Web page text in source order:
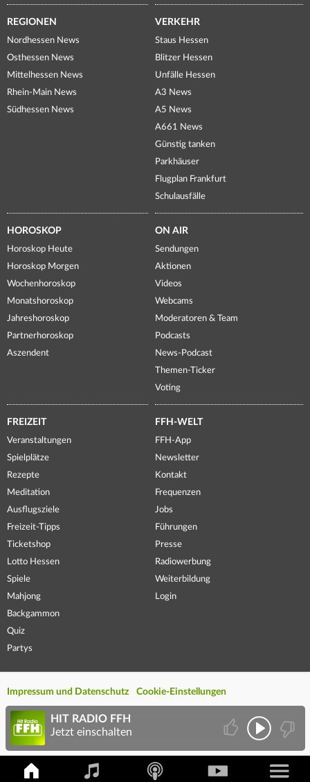
REGIONEN
Nordhessen News
Osthessen News
Mittelhessen News
Rhein-Main News
Südhessen News
VERKEHR
Staus Hessen
Blitzer Hessen
Unfälle Hessen
A3 News
A5 News
A661 News
Günstig tanken
Parkhäuser
Flugplan Frankfurt
Schulausfälle
HOROSKOP
Horoskop Heute
Horoskop Morgen
Wochenhoroskop
Monatshoroskop
Jahreshoroskop
Partnerhoroskop
Aszendent
ON AIR
Sendungen
Aktionen
Videos
Webcams
Moderatoren & Team
Podcasts
News-Podcast
Themen-Ticker
Voting
FREIZEIT
Veranstaltungen
Spielplätze
Rezepte
Meditation
Ausflugsziele
Freizeit-Tipps
Ticketshop
Lotto Hessen
Spiele
Mahjong
Backgammon
Quiz
Partys
FFH-WELT
FFH-App
Newsletter
Kontakt
Frequenzen
Jobs
Führungen
Presse
Radiowerbung
Weiterbildung
Login
Impressum und Datenschutz Cookie-Einstellungen
HIT RADIO FFH
Jetzt einschalten